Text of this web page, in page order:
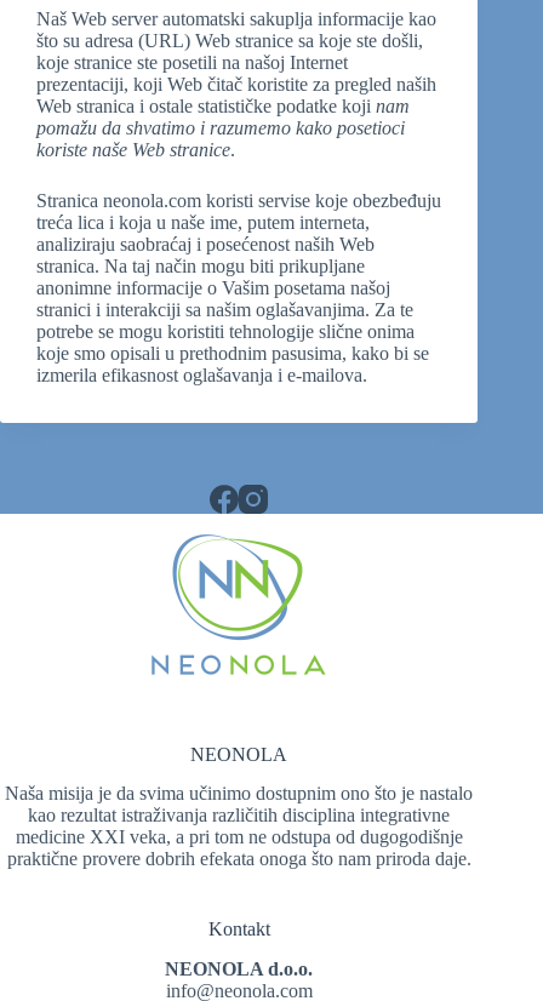
Naš Web server automatski sakuplja informacije kao
što su adresa (URL) Web stranice sa koje ste došli,
koje stranice ste posetili na našoj Internet
prezentaciji, koji Web čitač koristite za pregled naših
Web stranica i ostale statističke podatke koji nam
pomažu da shvatimo i razumemo kako posetioci
koriste naše Web stranice.
Stranica neonola.com koristi servise koje obezbeđuju
treća lica i koja u naše ime, putem interneta,
analiziraju saobraćaj i posećenost naših Web
stranica. Na taj način mogu biti prikupljane
anonimne informacije o Vašim posetama našoj
stranici i interakciji sa našim oglašavanjima. Za te
potrebe se mogu koristiti tehnologije slične onima
koje smo opisali u prethodnim pasusima, kako bi se
izmerila efikasnost oglašavanja i e-mailova.
NEONOLA
Naša misija je da svima učinimo dostupnim ono što je nastalo
kao rezultat istraživanja različitih disciplina integrativne
medicine XXI veka, a pri tom ne odstupa od dugogodišnje
praktične provere dobrih efekata onoga što nam priroda daje.
Kontakt
NEONOLA d.o.o.
info@neonola.com